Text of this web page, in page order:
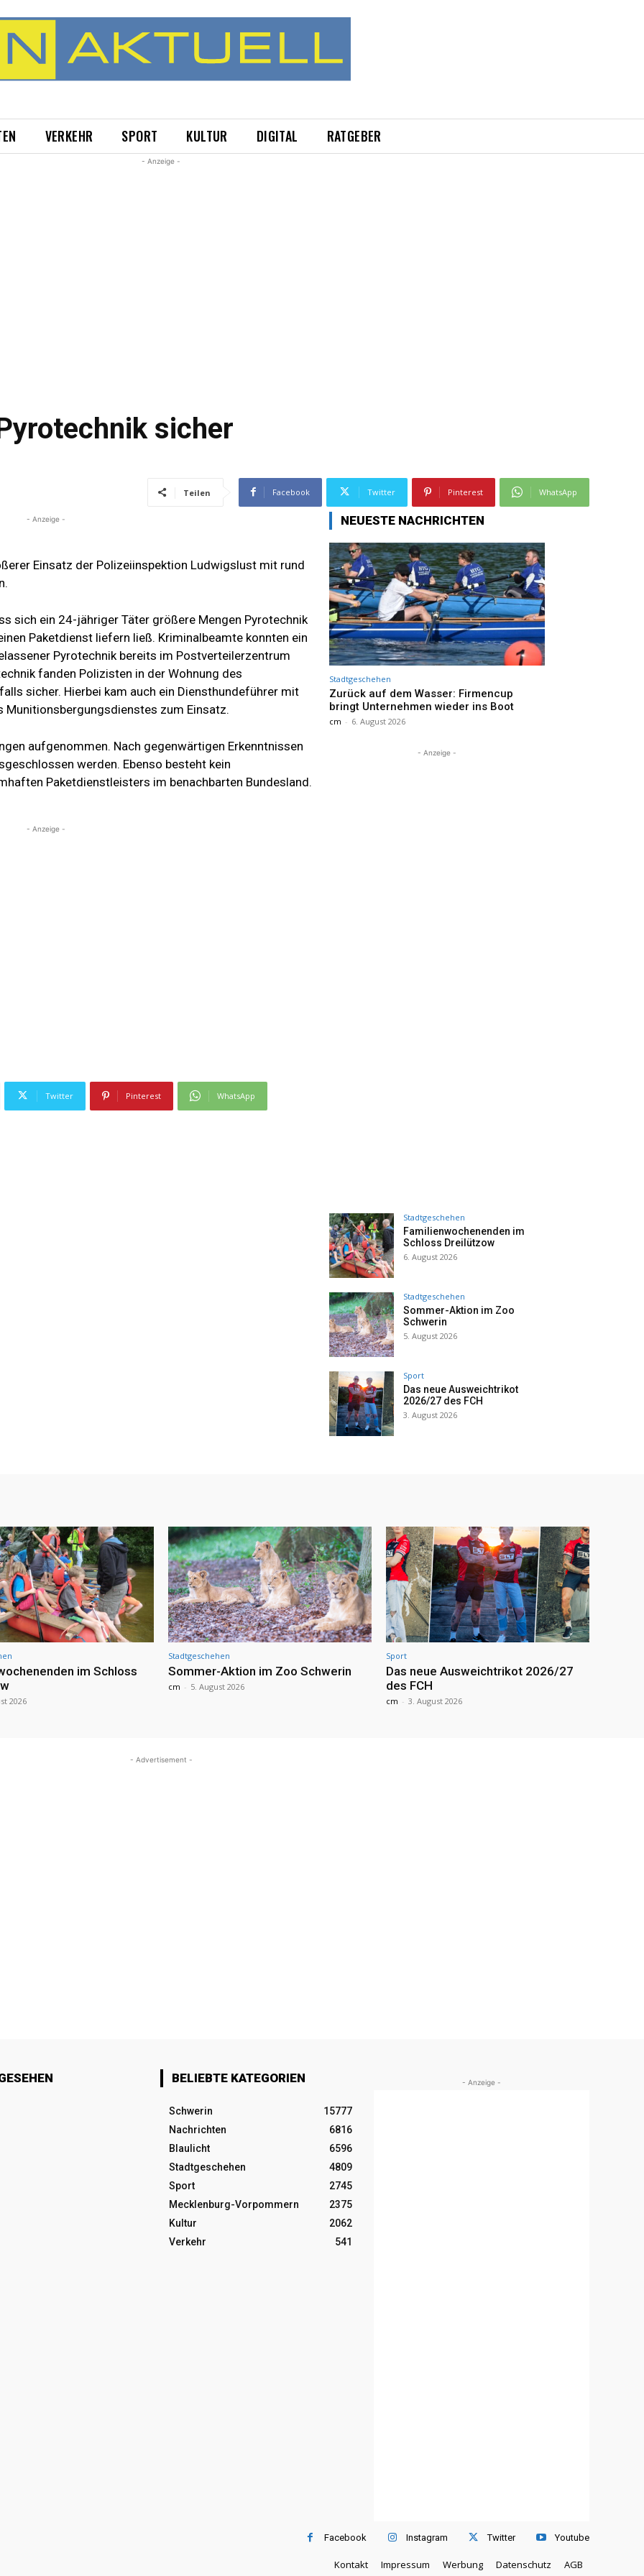
VERKEHR SPORT KULTUR DIGITAL RATGEBER
- Anzeige -
sicher
Teilen Facebook Twitter Pinterest WhatsApp
- Anzeige -
Einsatz der Polizeiinspektion Ludwigslust mit rund
sich ein 24-jähriger Täter größere Mengen Pyrotechnik
Paketdienst liefern ließ. Kriminalbeamte konnten ein
Pyrotechnik bereits im Postverteilerzentrum
fanden Polizisten in der Wohnung des
sicher. Hierbei kam auch ein Diensthundeführer mit
zum Einsatz.
aufgenommen. Nach gegenwärtigen Erkenntnissen
werden. Ebenso besteht kein
Paketdienstleisters im benachbarten Bundesland.
- Anzeige -
Twitter Pinterest WhatsApp
NEUESTE NACHRICHTEN
Stadtgeschehen
Zurück auf dem Wasser: Firmencup
bringt Unternehmen wieder ins Boot
cm - 6. August 2026
- Anzeige -
Stadtgeschehen
Familienwochenenden im
Schloss Dreilützow
6. August 2026
Stadtgeschehen
Sommer-Aktion im Zoo
Schwerin
5. August 2026
Sport
Das neue Ausweichtrikot
2026/27 des FCH
3. August 2026
im Schloss
2026
Stadtgeschehen
Sommer-Aktion im Zoo Schwerin
cm - 5. August 2026
Sport
Das neue Ausweichtrikot 2026/27
des FCH
cm - 3. August 2026
- Advertisement -
BELIEBTE KATEGORIEN
Schwerin
15777
Nachrichten
6816
Blaulicht
6596
Stadtgeschehen
4809
Sport
2745
Mecklenburg-Vorpommern
2375
Kultur
2062
Verkehr
541
- Anzeige -
Facebook Instagram Twitter Youtube
Kontakt Impressum Werbung Datenschutz AGB